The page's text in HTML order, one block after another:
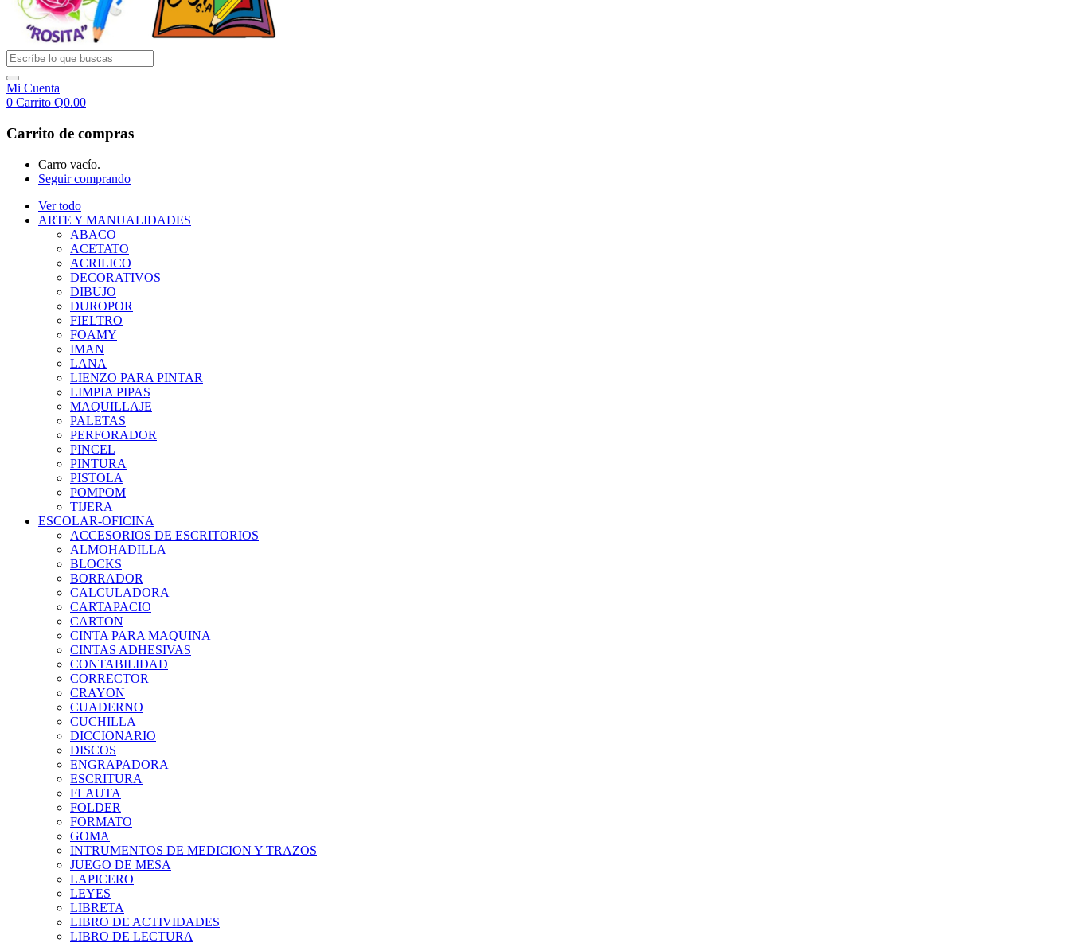
Mi Cuenta
0 Carrito Q0.00
Carrito de compras
Carro vacío.
Seguir comprando
Ver todo
ARTE Y MANUALIDADES
ABACO
ACETATO
ACRILICO
DECORATIVOS
DIBUJO
DUROPOR
FIELTRO
FOAMY
IMAN
LANA
LIENZO PARA PINTAR
LIMPIA PIPAS
MAQUILLAJE
PALETAS
PERFORADOR
PINCEL
PINTURA
PISTOLA
POMPOM
TIJERA
ESCOLAR-OFICINA
ACCESORIOS DE ESCRITORIOS
ALMOHADILLA
BLOCKS
BORRADOR
CALCULADORA
CARTAPACIO
CARTON
CINTA PARA MAQUINA
CINTAS ADHESIVAS
CONTABILIDAD
CORRECTOR
CRAYON
CUADERNO
CUCHILLA
DICCIONARIO
DISCOS
ENGRAPADORA
ESCRITURA
FLAUTA
FOLDER
FORMATO
GOMA
INTRUMENTOS DE MEDICION Y TRAZOS
JUEGO DE MESA
LAPICERO
LEYES
LIBRETA
LIBRO DE ACTIVIDADES
LIBRO DE LECTURA